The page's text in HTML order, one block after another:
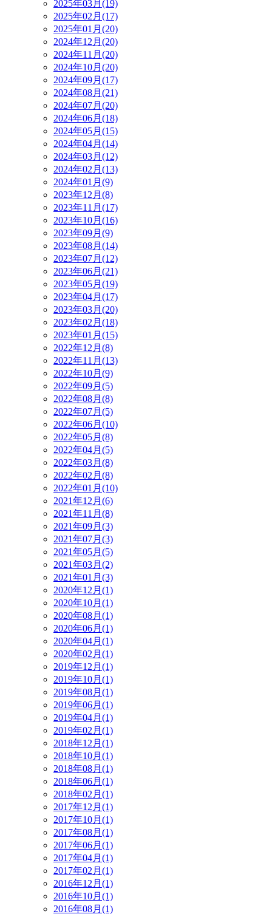
2025年03月(19)
2025年02月(17)
2025年01月(20)
2024年12月(20)
2024年11月(20)
2024年10月(20)
2024年09月(17)
2024年08月(21)
2024年07月(20)
2024年06月(18)
2024年05月(15)
2024年04月(14)
2024年03月(12)
2024年02月(13)
2024年01月(9)
2023年12月(8)
2023年11月(17)
2023年10月(16)
2023年09月(9)
2023年08月(14)
2023年07月(12)
2023年06月(21)
2023年05月(19)
2023年04月(17)
2023年03月(20)
2023年02月(18)
2023年01月(15)
2022年12月(8)
2022年11月(13)
2022年10月(9)
2022年09月(5)
2022年08月(8)
2022年07月(5)
2022年06月(10)
2022年05月(8)
2022年04月(5)
2022年03月(8)
2022年02月(8)
2022年01月(10)
2021年12月(6)
2021年11月(8)
2021年09月(3)
2021年07月(3)
2021年05月(5)
2021年03月(2)
2021年01月(3)
2020年12月(1)
2020年10月(1)
2020年08月(1)
2020年06月(1)
2020年04月(1)
2020年02月(1)
2019年12月(1)
2019年10月(1)
2019年08月(1)
2019年06月(1)
2019年04月(1)
2019年02月(1)
2018年12月(1)
2018年10月(1)
2018年08月(1)
2018年06月(1)
2018年02月(1)
2017年12月(1)
2017年10月(1)
2017年08月(1)
2017年06月(1)
2017年04月(1)
2017年02月(1)
2016年12月(1)
2016年10月(1)
2016年08月(1)